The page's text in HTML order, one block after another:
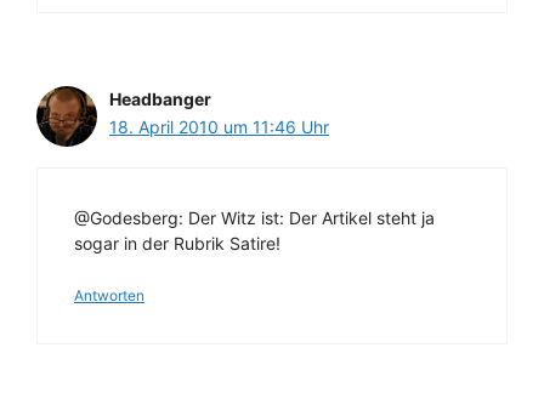
Headbanger
18. April 2010 um 11:46 Uhr
@Godesberg: Der Witz ist: Der Artikel steht ja
sogar in der Rubrik Satire!
Antworten